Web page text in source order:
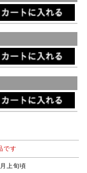
です
上旬頃